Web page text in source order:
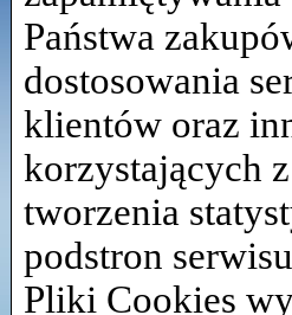
Państwa
dostosowania
klientów oraz
korzystających
tworzenia
podstron
Pliki Cookies